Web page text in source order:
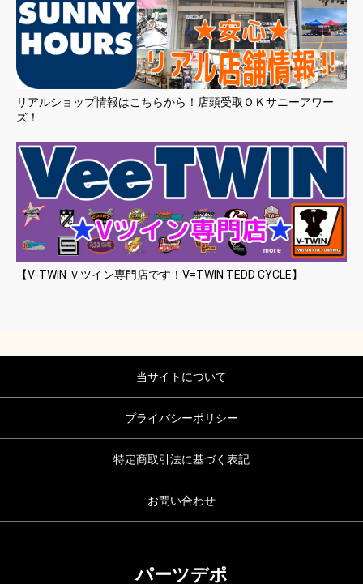
リアルショップ情報はこちらから！店頭受取ＯＫサニーアワー
ズ！
【V-TWIN Ｖツイン専門店です！V=TWIN TEDD CYCLE】
当サイトについて
プライバシーポリシー
特定商取引法に基づく表記
お問い合わせ
パーツデポ